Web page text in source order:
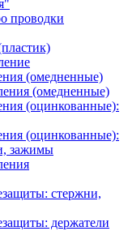
проводки
(омедненные)
(омедненные)
(оцинкованные):
(оцинкованные):
зажимы
стержни,
держатели